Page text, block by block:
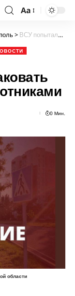
Aa
> ВСУ попытались атаковать Мелитополь беспилотниками
0 Мин.
области